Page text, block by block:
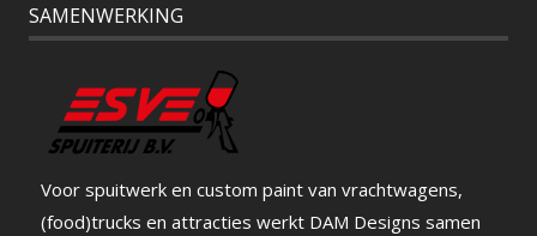
SAMENWERKING
Voor spuitwerk en custom paint van vrachtwagens,
(food)trucks en attracties werkt DAM Designs samen